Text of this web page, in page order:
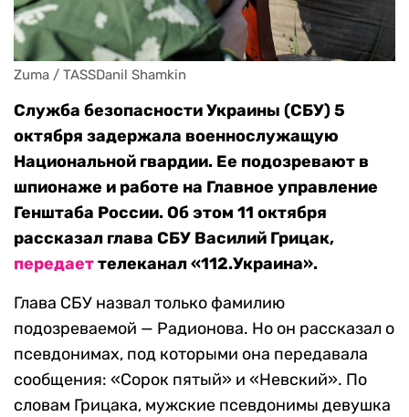
Zuma / TASSDanil Shamkin
Служба безопасности Украины (СБУ) 5
октября задержала военнослужащую
Национальной гвардии. Ее подозревают в
шпионаже и работе на Главное управление
Генштаба России. Об этом 11 октября
рассказал глава СБУ Василий Грицак,
передаеттелеканал «112.Украина».
Глава СБУ назвал только фамилию
подозреваемой — Радионова. Но он рассказал о
псевдонимах, под которыми она передавала
сообщения: «Сорок пятый» и «Невский». По
словам Грицака, мужские псевдонимы девушка